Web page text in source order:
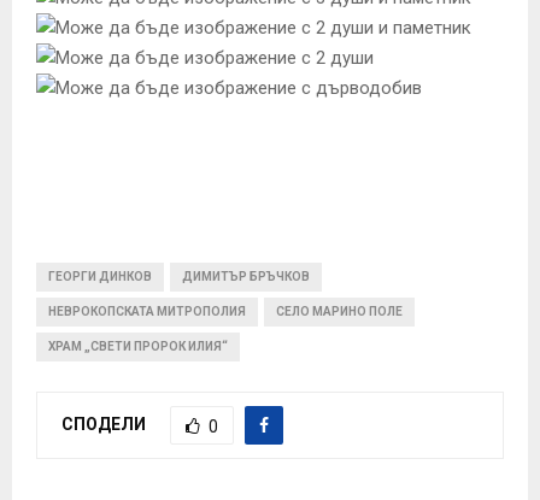
ГЕОРГИ ДИНКОВ ДИМИТЪР БРЪЧКОВ
НЕВРОКОПСКАТА МИТРОПОЛИЯ СЕЛО МАРИНО ПОЛЕ
ХРАМ „СВЕТИ ПРОРОК ИЛИЯ“
СПОДЕЛИ 0